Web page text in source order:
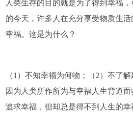
人类生存的目的就是为了得到幸福
的今天，许多人在充分享受物质生
幸福。这是为什么？
（1）不知幸福为何物；（2）不了
因为人类所作所为与幸福人生背道
追求幸福，但却总是得不到人生的幸